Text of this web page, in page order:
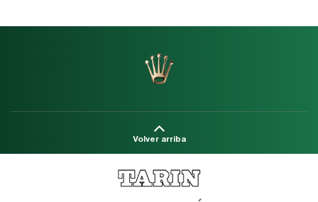
Volver arriba